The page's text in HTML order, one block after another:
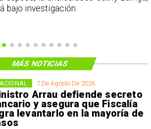
bajo investigación.
7 De Agosto De 2026
Arrau defiende secreto
y asegura que Fiscalía
levantarlo en la mayoría de
MÁS NOTICIAS